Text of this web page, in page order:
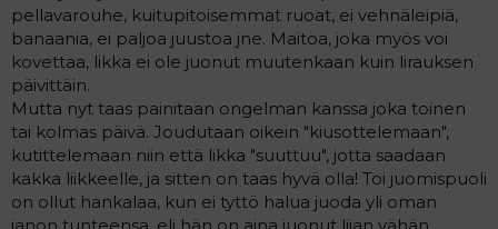
pellavarouhe, kuitupitoisemmat ruoat, ei vehnäleipiä,
banaania, ei paljoa juustoa jne. Maitoa, joka myös voi
kovettaa, likka ei ole juonut muutenkaan kuin lirauksen
päivittäin.
Mutta nyt taas painitaan ongelman kanssa joka toinen
tai kolmas päivä. Joudutaan oikein "kiusottelemaan",
kutittelemaan niin että likka "suuttuu", jotta saadaan
kakka liikkeelle, ja sitten on taas hyvä olla! Toi juomispuoli
on ollut hankalaa, kun ei tyttö halua juoda yli oman